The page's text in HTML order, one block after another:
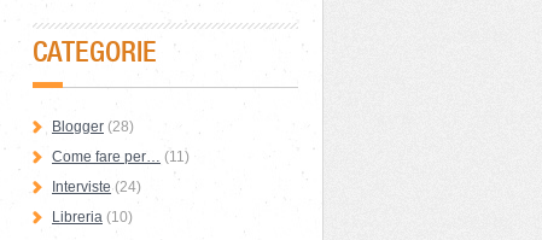
CATEGORIE
Blogger (28)
Come fare per… (11)
Interviste (24)
Libreria (10)